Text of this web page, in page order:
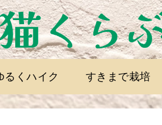
るくハイク すきまで栽培